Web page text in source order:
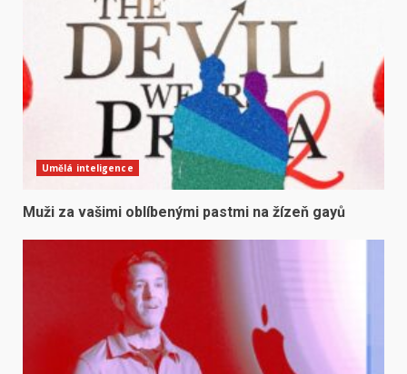
Umělá inteligence
Muži za vašimi oblíbenými pastmi na žízeň gayů